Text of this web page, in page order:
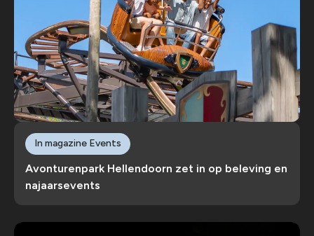
Avonturenpark Hellendoorn zet in op beleving en
najaarsevents
In magazine Events